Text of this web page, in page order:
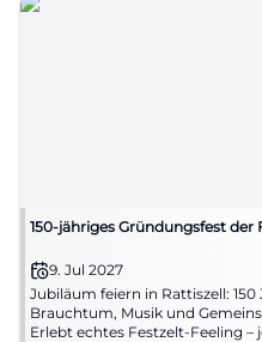
150-jähriges Gründungsfest der
9. Jul 2027
Jubiläum feiern in Rattiszell:
Brauchtum, Musik und
Erlebt echtes Festzelt-Feeling